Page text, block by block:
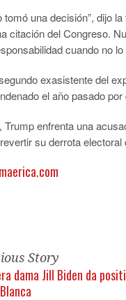
tomó una decisión”, dijo
citación del Congreso.
cuando no lo
exasistente del
el año pasado
Trump enfrenta una
su derrota
Story
dama Jill Biden da